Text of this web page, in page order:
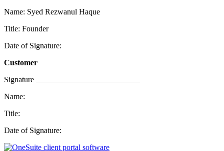
Name: Syed Rezwanul Haque
Title: Founder
Date of Signature:
Customer
Signature __________________________
Name:
Title:
Date of Signature: